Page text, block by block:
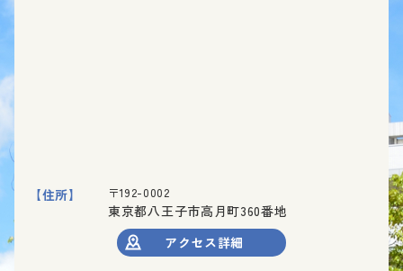
【住所】 〒192-0002
東京都八王子市高月町360番地
アクセス詳細